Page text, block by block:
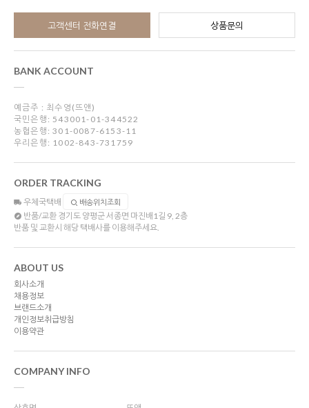
고객센터 전화연결 상품문의
BANK ACCOUNT
예금주 : 최수영(뜨앤)
국민은행: 543001-01-344522
농협은행: 301-0087-6153-11
우리은행: 1002-843-731759
ORDER TRACKING
우체국택배 배송위치조회
반품/교환 경기도 양평군 서종면 마진배1길 9, 2층
반품 및 교환시 해당 택배사를 이용해주세요.
ABOUT US
회사소개
채용정보
브랜드소개
개인정보취급방침
이용약관
COMPANY INFO